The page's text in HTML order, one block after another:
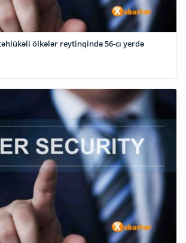
ölkələr reytinqində 56-cı yerdə